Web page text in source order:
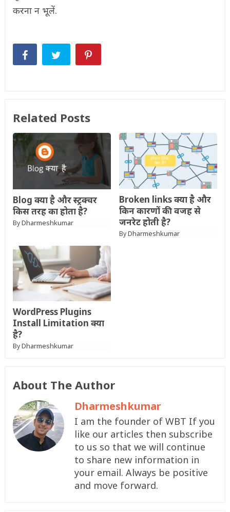
करना न भूलें.
Related Posts
Blog क्या है और स्ट्रक्चर
किस तरह का होता है?
ByDharmeshkumar
Broken links क्या है और
किन कारणों की वजह से
जनरेट होती है?
ByDharmeshkumar
WordPress Plugins
Install Limitation क्या
है?
ByDharmeshkumar
About The Author
Dharmeshkumar
I am the founder of WBT If you
like our articles then subscribe
to us so that we will continue
to share new information in
your email. Always be positive
and move forward.